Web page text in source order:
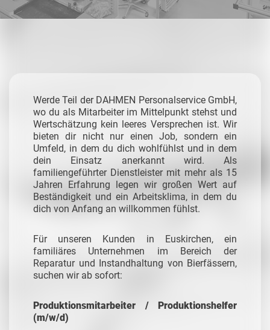
Werde Teil der DAHMEN Personalservice GmbH,
wo du als Mitarbeiter im Mittelpunkt stehst und
Wertschätzung kein leeres Versprechen ist. Wir
bieten dir nicht nur einen Job, sondern ein
Umfeld, in dem du dich wohlfühlst und in dem
dein Einsatz anerkannt wird. Als
familiengeführter Dienstleister mit mehr als 15
Jahren Erfahrung legen wir großen Wert auf
Beständigkeit und ein Arbeitsklima, in dem du
dich von Anfang an willkommen fühlst.
Für unseren Kunden in Euskirchen, ein
familiäres Unternehmen im Bereich der
Reparatur und Instandhaltung von Bierfässern,
suchen wir ab sofort:
Produktionsmitarbeiter / Produktionshelfer
(m/w/d)